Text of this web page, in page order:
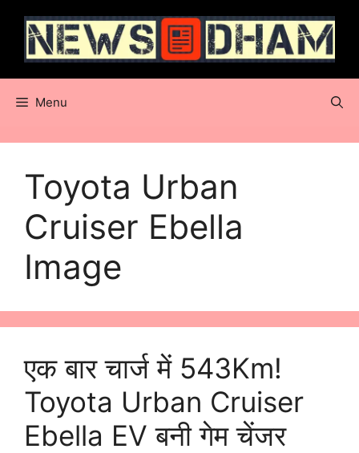
content
Menu
Toyota Urban
Cruiser Ebella
Image
एक बार चार्ज में 543Km!
Toyota Urban Cruiser
Ebella EV बनी गेम चेंजर